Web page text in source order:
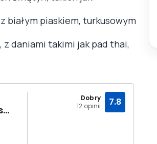
białym piaskiem, turkusowym
daniami takimi jak pad thai,
Island Escape by Burasari
Dobry
12 opinii
7.8